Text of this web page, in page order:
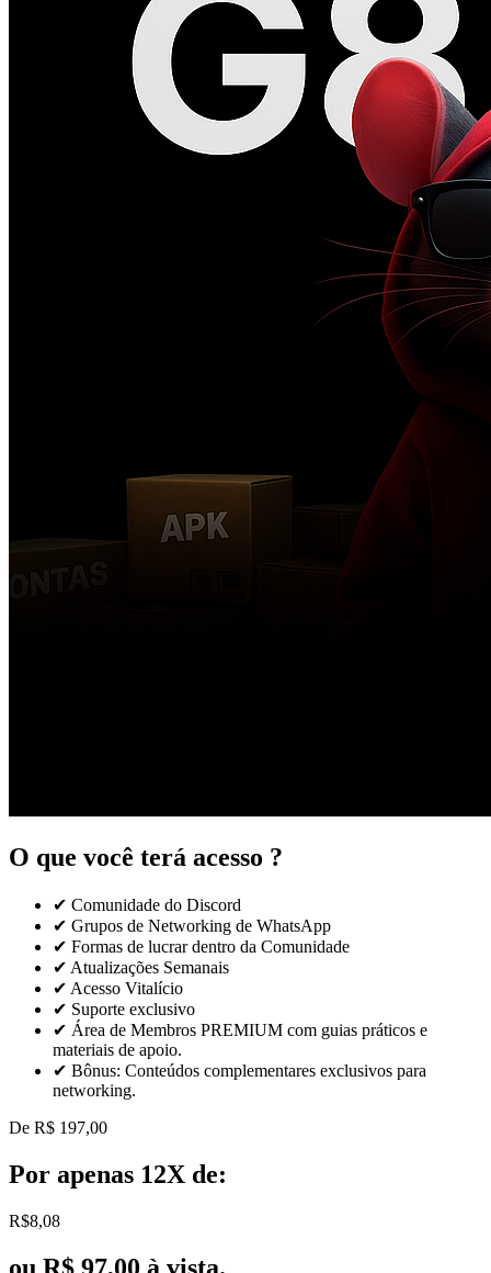
O que você terá acesso ?
✔ Comunidade do Discord
✔ Grupos de Networking de WhatsApp
✔ Formas de lucrar dentro da Comunidade
✔ Atualizações Semanais
✔ Acesso Vitalício
✔ Suporte exclusivo
✔ Área de Membros PREMIUM com guias práticos e
materiais de apoio.
✔ Bônus: Conteúdos complementares exclusivos para
networking.
De R$ 197,00
Por apenas 12X de:
R$8,08
ou R$ 97,00 à vista.